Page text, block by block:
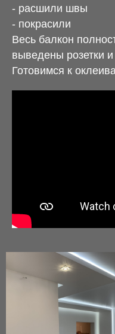
- расшили швы
- покрасили
Весь балкон
выведены розетки
Готовимся к